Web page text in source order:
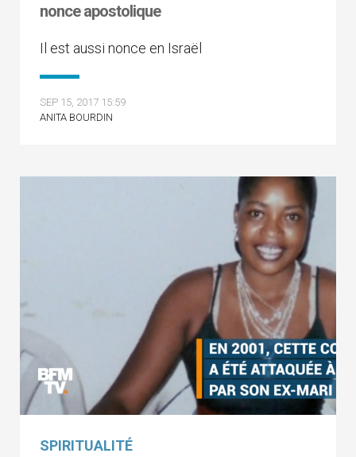
nonce apostolique
Il est aussi nonce en Israël
SEP 15, 2017 15:59
ANITA BOURDIN
SPIRITUALITÉ